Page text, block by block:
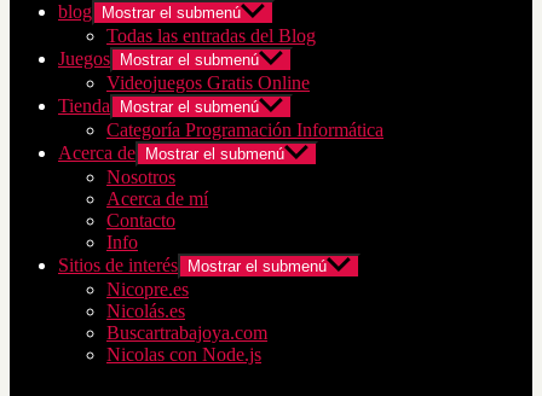
blog
Mostrar el submenú
Todas las entradas del Blog
Juegos
Mostrar el submenú
Videojuegos Gratis Online
Tienda
Mostrar el submenú
Categoría Programación Informática
Acerca de
Mostrar el submenú
Nosotros
Acerca de mí
Contacto
Info
Sitios de interés
Mostrar el submenú
Nicopre.es
Nicolás.es
Buscartrabajoya.com
Nicolas con Node.js